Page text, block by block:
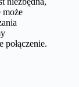
może
połączenie.